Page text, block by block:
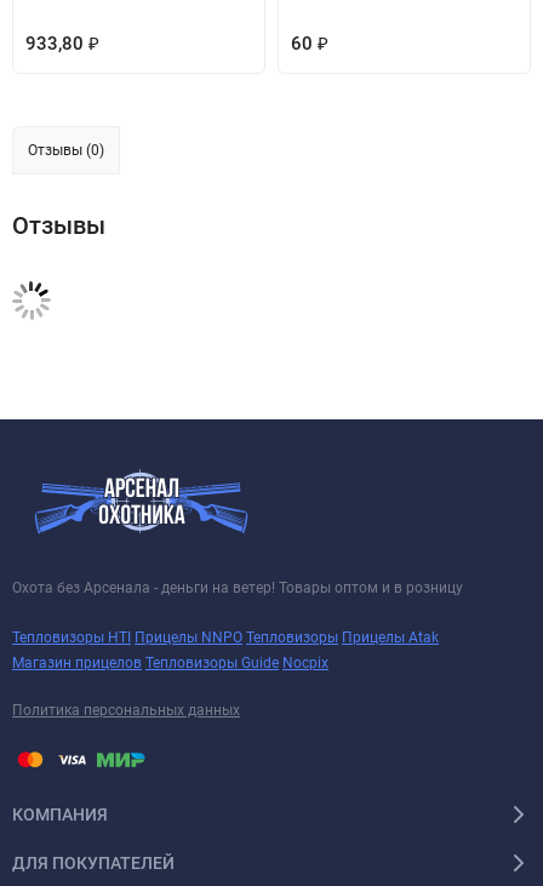
933,80 ₽ 60 ₽
Отзывы (0)
Отзывы
Охота без Арсенала - деньги на ветер! Товары оптом и в розницу
Тепловизоры HTI Прицелы NNPO Тепловизоры Прицелы Atak
Магазин прицелов Тепловизоры Guide Nocpix
Политика персональных данных
КОМПАНИЯ
ДЛЯ ПОКУПАТЕЛЕЙ